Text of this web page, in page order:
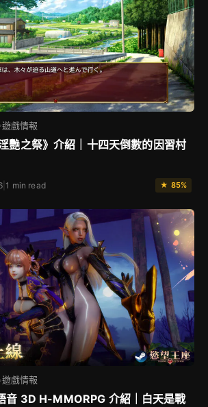
遊戲情報
艷之祭》介紹｜十四天倒數的因習村
|1 min read ★ 85%
遊戲情報
音 3D H-MMORPG 介紹｜白天是戰